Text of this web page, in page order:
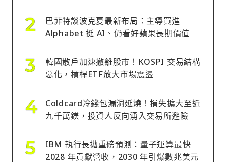
巴菲特談波克夏最新布局：主導買進
Alphabet 挺 AI、仍看好蘋果長期價值
韓國散戶加速撤離股市！KOSPI 交易結構
惡化，槓桿ETF放大市場震盪
Coldcard冷錢包漏洞延燒！損失擴大至近
九千萬鎂，投資人反向湧入交易所避險
IBM 執行長拋重磅預測：量子運算最快
2028 年貢獻營收，2030 年引爆數兆美元